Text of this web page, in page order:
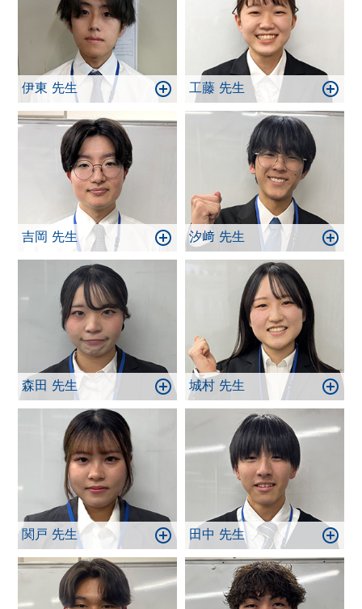
伊東 先生 工藤 先生
吉岡 先生 汐﨑 先生
森田 先生 城村 先生
関戸 先生 田中 先生